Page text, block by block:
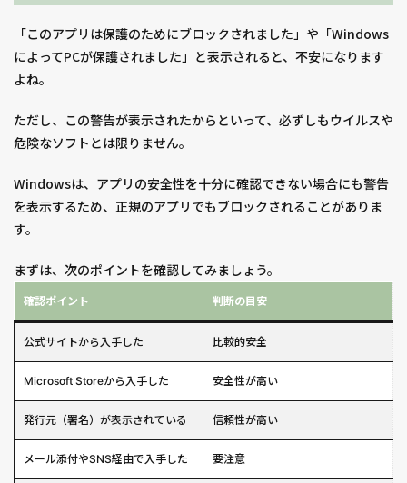
「このアプリは保護のためにブロックされました」や「Windows
によってPCが保護されました」と表示されると、不安になります
よね。
ただし、この警告が表示されたからといって、必ずしもウイルスや
危険なソフトとは限りません。
Windowsは、アプリの安全性を十分に確認できない場合にも警告
を表示するため、正規のアプリでもブロックされることがありま
す。
まずは、次のポイントを確認してみましょう。
確認ポイント 判断の目安
公式サイトから入手した 比較的安全
Microsoft Storeから入手した 安全性が高い
発行元（署名）が表示されている 信頼性が高い
メール添付やSNS経由で入手した 要注意